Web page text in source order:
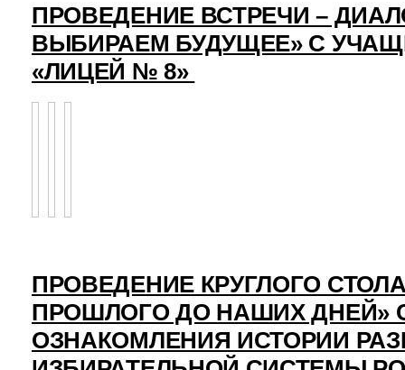
ПРОВЕДЕНИЕ ВСТРЕЧИ –
ВЫБИРАЕМ БУДУЩЕЕ» С
«ЛИЦЕЙ № 8»
ПРОВЕДЕНИЕ КРУГЛОГО
ПРОШЛОГО ДО НАШИХ ДНЕЙ»
ОЗНАКОМЛЕНИЯ ИСТОРИИ